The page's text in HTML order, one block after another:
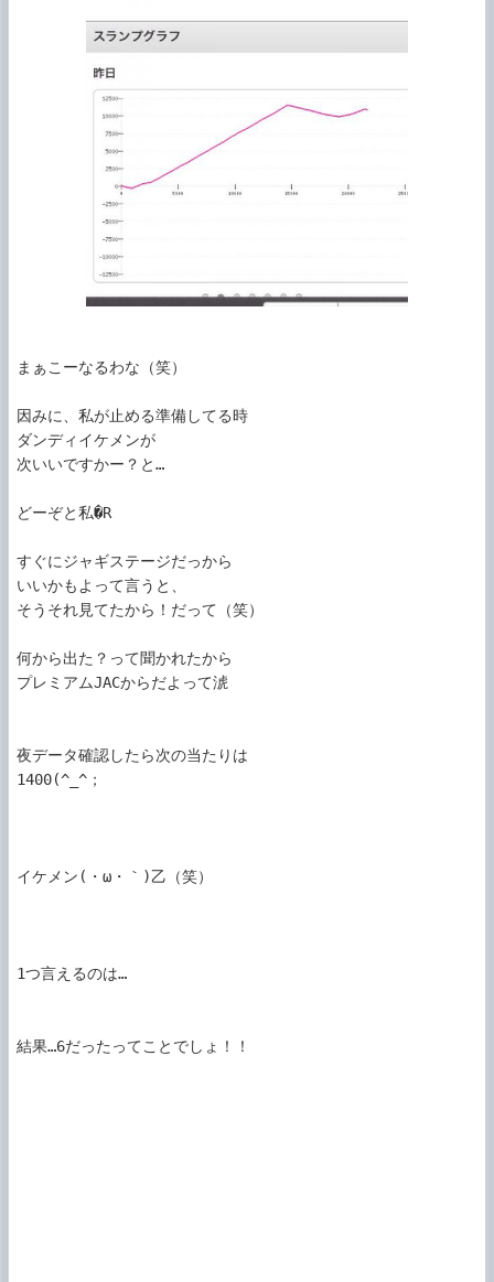
まぁこーなるわな（笑）
因みに、私が止める準備してる時
ダンディイケメンが
次いいですかー？と…
どーぞと私�R
すぐにジャギステージだっから
いいかもよって言うと、
そうそれ見てたから！だって（笑）
何から出た？って聞かれたから
プレミアムJACからだよって淲
夜データ確認したら次の当たりは
1400(^_^；
イケメン(・ω・｀)乙（笑）
1つ言えるのは…
結果…6だったってことでしょ！！